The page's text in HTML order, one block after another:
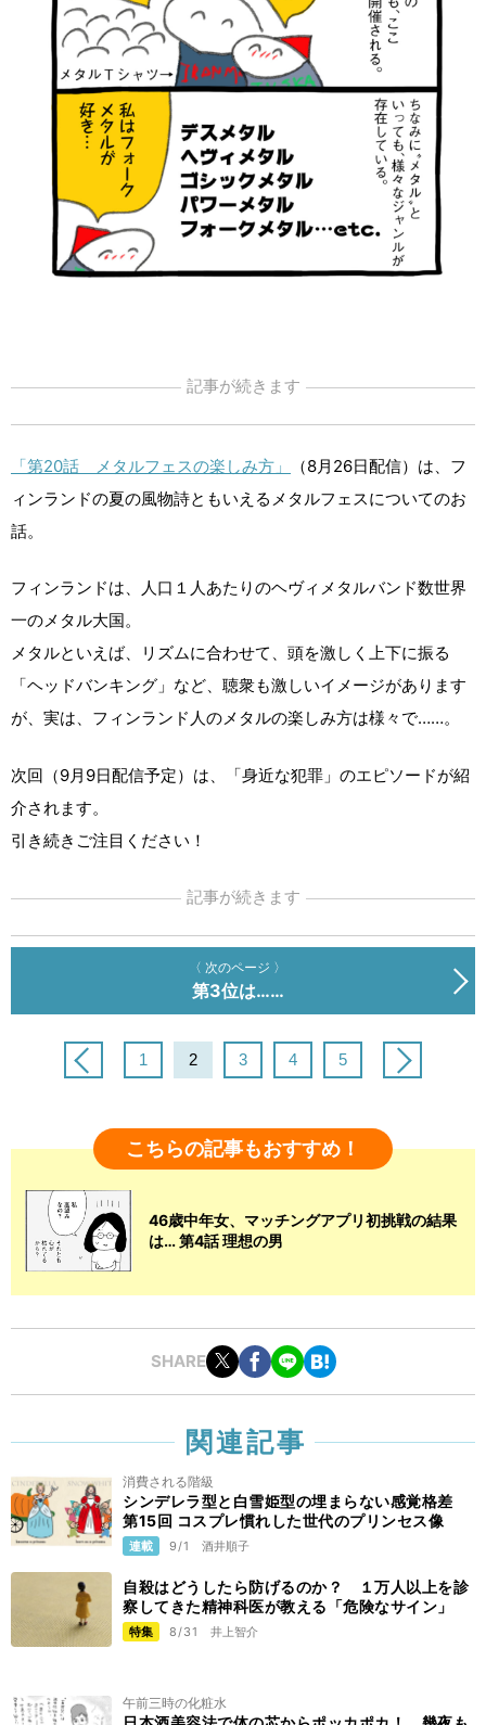
記事が続きます
「第20話 メタルフェスの楽しみ方」
（8月26日配信）は、フ
ィンランドの夏の風物詩ともいえるメタルフェスについてのお
話。
フィンランドは、人口１人あたりのヘヴィメタルバンド数世界
一のメタル大国。
メタルといえば、リズムに合わせて、頭を激しく上下に振る
「ヘッドバンキング」など、聴衆も激しいイメージがあります
が、実は、フィンランド人のメタルの楽しみ方は様々で……。
次回（9月9日配信予定）は、「身近な犯罪」のエピソードが紹
介されます。
引き続きご注目ください！
記事が続きます
〈 次のページ 〉
第3位は……
1 2 3 4 5
こちらの記事もおすすめ！
46歳中年女、マッチングアプリ初挑戦の結果
は… 第4話 理想の男
SHARE
関連記事
消費される階級
シンデレラ型と白雪姫型の埋まらない感覚格差
第15回 コスプレ慣れした世代のプリンセス像
連載 9/1 酒井順子
自殺はどうしたら防げるのか？ １万人以上を診
察してきた精神科医が教える「危険なサイン」
特集 8/31 井上智介
午前三時の化粧水